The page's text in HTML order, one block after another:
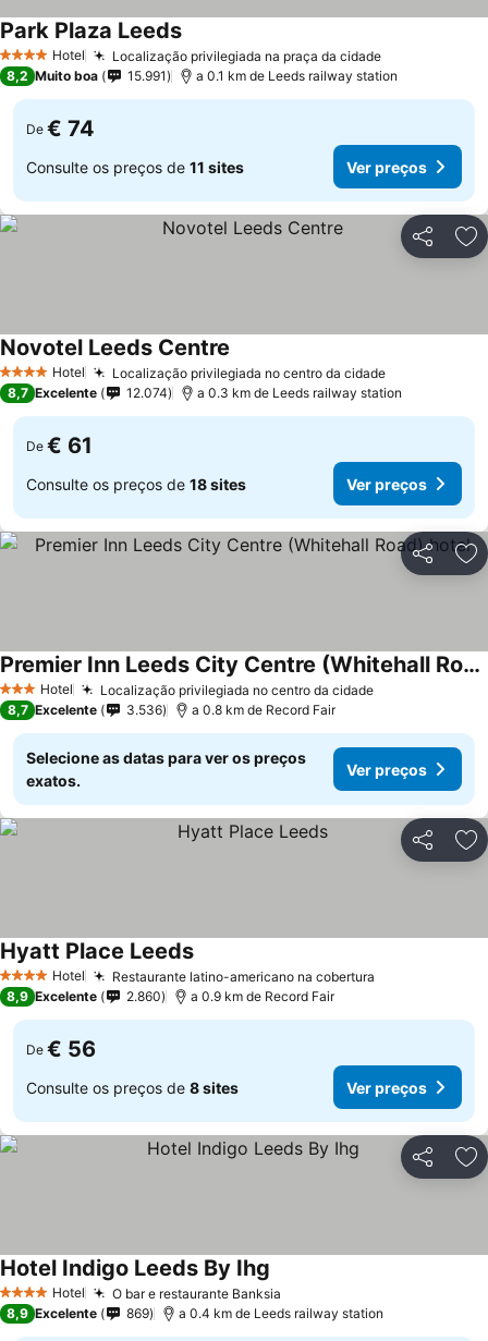
4 EstrelasHotel Localização privilegiada na praça da cidade
Park Plaza Leeds
8,2 Muito boa 15.991 a 0.1 km de Leeds railway station
De € 74
Consulte os preços de 11 sites Ver preços
Partilhar
4 EstrelasHotel Localização privilegiada no centro da cidade
Novotel Leeds Centre
8,7 Excelente 12.074 a 0.3 km de Leeds railway station
De € 61
Consulte os preços de 18 sites Ver preços
Partilhar
3 EstrelasHotel Localização privilegiada no centro da cidade
Premier Inn Leeds City Centre (Whitehall Road) hotel
8,7 Excelente 3.536 a 0.8 km de Record Fair
Selecione as datas para ver os preços
exatos.
Ver preços
Partilhar
4 EstrelasHotel Restaurante latino-americano na cobertura
Hyatt Place Leeds
8,9 Excelente 2.860 a 0.9 km de Record Fair
De € 56
Consulte os preços de 8 sites Ver preços
Partilhar
4 EstrelasHotel O bar e restaurante Banksia
Hotel Indigo Leeds By Ihg
8,9 Excelente 869 a 0.4 km de Leeds railway station